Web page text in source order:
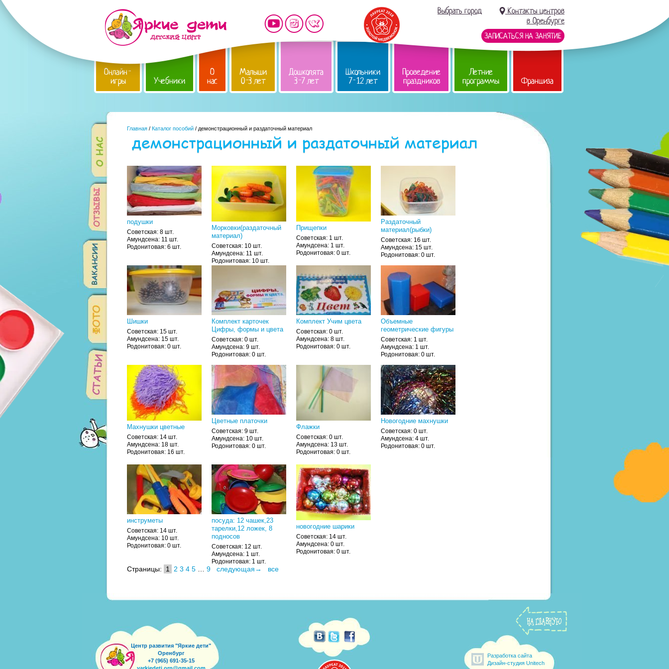
Выбрать город
Контакты центров
в Оренбурге
ЗАПИСАТЬСЯ НА ЗАНЯТИЕ
Онлайн-
игры Учебники
О
нас
Малыши
0-3 лет
Дошколята
3-7 лет
Школьники
7-12 лет
Проведение
праздников
Летние
программы Франшиза
Главная / Каталог пособий / демонстрационный и раздаточный материал
демонстрационный и раздаточный материал
подушки
Советская: 8 шт.
Амундсена: 11 шт.
Родонитовая: 6 шт.
Морковки(раздаточный
материал)
Советская: 10 шт.
Амундсена: 11 шт.
Родонитовая: 10 шт.
Прищепки
Советская: 1 шт.
Амундсена: 1 шт.
Родонитовая: 0 шт.
Раздаточный
материал(рыбки)
Советская: 16 шт.
Амундсена: 15 шт.
Родонитовая: 0 шт.
Шишки
Советская: 15 шт.
Амундсена: 15 шт.
Родонитовая: 0 шт.
Комплект карточек
Цифры, формы и цвета
Советская: 0 шт.
Амундсена: 9 шт.
Родонитовая: 0 шт.
Комплект Учим цвета
Советская: 0 шт.
Амундсена: 8 шт.
Родонитовая: 0 шт.
Объемные
геометрические фигуры
Советская: 1 шт.
Амундсена: 1 шт.
Родонитовая: 0 шт.
Махнушки цветные
Советская: 14 шт.
Амундсена: 18 шт.
Родонитовая: 16 шт.
Цветные платочки
Советская: 9 шт.
Амундсена: 10 шт.
Родонитовая: 0 шт.
Флажки
Советская: 0 шт.
Амундсена: 13 шт.
Родонитовая: 0 шт.
Новогодние махнушки
Советская: 0 шт.
Амундсена: 4 шт.
Родонитовая: 0 шт.
инструметы
Советская: 14 шт.
Амундсена: 10 шт.
Родонитовая: 0 шт.
посуда: 12 чашек,23
тарелки,12 ложек, 8
подносов
Советская: 12 шт.
Амундсена: 1 шт.
Родонитовая: 1 шт.
новогодние шарики
Советская: 14 шт.
Амундсена: 0 шт.
Родонитовая: 0 шт.
Страницы: 1 2 3 4 5 9 следующая→ все
Центр развития "Яркие дети"
Оренбург
+7 (965) 691-35-15
yarkiedeti.orn@gmail.com
Разработка сайта
Дизайн-студия Unitech